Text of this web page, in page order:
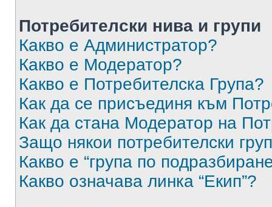
Потребителски нива и групи
Какво е Администратор?
Какво е Модератор?
Какво е Потребителска Група?
Как да се присъединя към
Как да стана Модератор на
Защо някои потребителски
Какво е “група по
Какво означава линка “Екип”?